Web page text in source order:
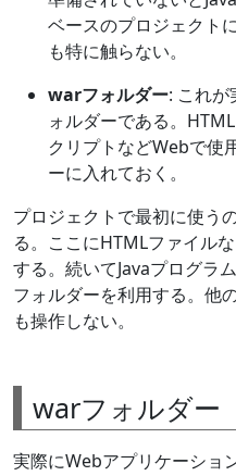
ベースのプロジェクト
も特に触らない。
warフォルダー: これが
ォルダーである。
クリプトなどWebで使
ーに入れておく。
プロジェクトで最初に使う
る。ここにHTMLファイル
する。続いてJavaプログラ
フォルダーを利用する。他
も操作しない。
warフォルダー
実際にWebアプリケーショ